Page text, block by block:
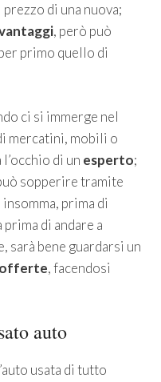
di una nuova;
, però può
primo quello di
ci si immerge nel
mercatini, mobili o
di un esperto;
sopperire tramite
prima di
di andare a
sarà bene guardarsi un
offerte, facendosi
auto
usata di tutto